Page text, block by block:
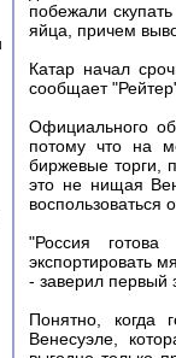
побежали
яйца, причем
Катар начал
сообщает
Официального
потому что на
биржевые торги,
это не нищая
воспользоваться
"Россия
экспортировать
- заверил первый
Понятно, когда
Венесуэле,